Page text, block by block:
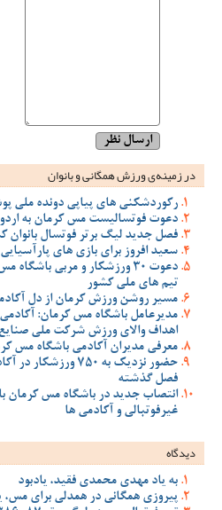
در زمینه‌ی ورزش همگانی و بانوان
رکوردشکنی های پیاپی دونده ملی
دعوت فوتسالیست مس کرمان به
فصل جدید لیگ برتر فوتسال بانوان
سعید افروز برای بازی های
دعوت 30 ورزشکار و مربی
تیم های ملی کشور
مسیر روشن ورزش کرمان از دل
مدیرعامل باشگاه مس کرمان:
اهداف والای ورزش شرکت ملی
معرفی مدیران آکادمی باشگاه مس
حضور نزدیک به 750
فصل گذشته
انتصاب جدید در باشگاه مس کرمان
غیرفوتبالی و آکادمی‌ ها
دیدگاه
به یاد مهدی محمدی فقید، یادبود
پیروزی همگانی در همدلی برای مس،